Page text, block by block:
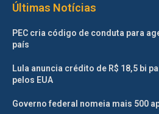
Últimas Notícias
PEC cria código de conduta para
país
Lula anuncia crédito de R$ 18,5 bi
pelos EUA
Governo federal nomeia mais 500